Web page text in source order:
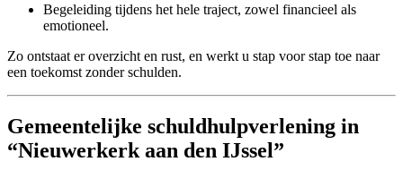
Begeleiding tijdens het hele traject, zowel financieel als
emotioneel.
Zo ontstaat er overzicht en rust, en werkt u stap voor stap toe naar
een toekomst zonder schulden.
Gemeentelijke schuldhulpverlening in
“Nieuwerkerk aan den IJssel”